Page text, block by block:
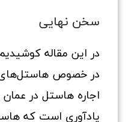
سخن نهایی
در این مقاله
در خصوص هاستل‌های
اجاره هاستل در عمان
یادآوری است که